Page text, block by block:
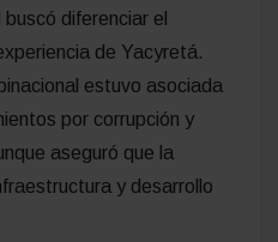
diferenciar el
de Yacyretá.
estuvo asociada
por corrupción y
aseguró que la
y desarrollo